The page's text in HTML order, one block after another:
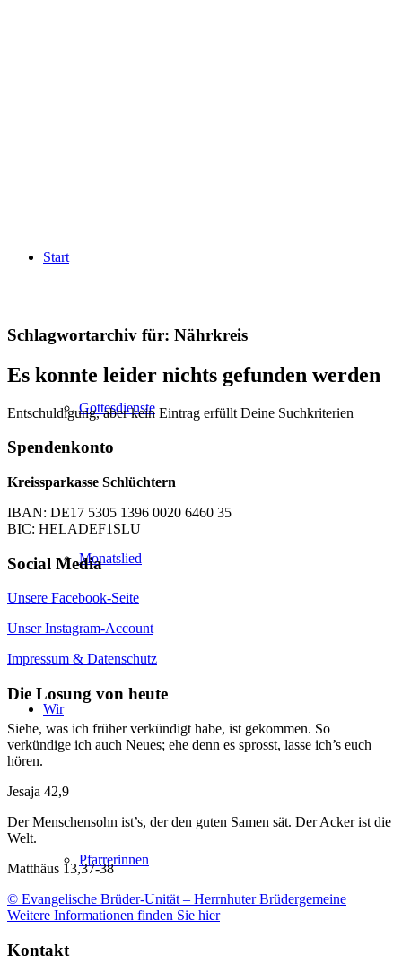
Start
Gottesdienste
Monatslied
Wir
Pfarrerinnen
Schlagwortarchiv für: Nährkreis
Es konnte leider nichts gefunden werden
Entschuldigung, aber kein Eintrag erfüllt Deine Suchkriterien
Spendenkonto
Kreissparkasse Schlüchtern
IBAN: DE17 5305 1396 0020 6460 35
BIC: HELADEF1SLU
Social Media
Unsere Facebook-Seite
Unser Instagram-Account
Impressum & Datenschutz
Die Losung von heute
Siehe, was ich früher verkündigt habe, ist gekommen. So
verkündige ich auch Neues; ehe denn es sprosst, lasse ich’s euch
hören.
Jesaja 42,9
Der Menschensohn ist’s, der den guten Samen sät. Der Acker ist die
Welt.
Matthäus 13,37-38
© Evangelische Brüder-Unität – Herrnhuter Brüdergemeine
Weitere Informationen finden Sie hier
Kontakt